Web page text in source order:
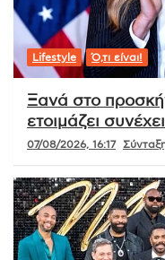
Lifestyle Ό,τι είναι!
Ξανά στο
ετοιμάζει
07/08/2026, 16:17